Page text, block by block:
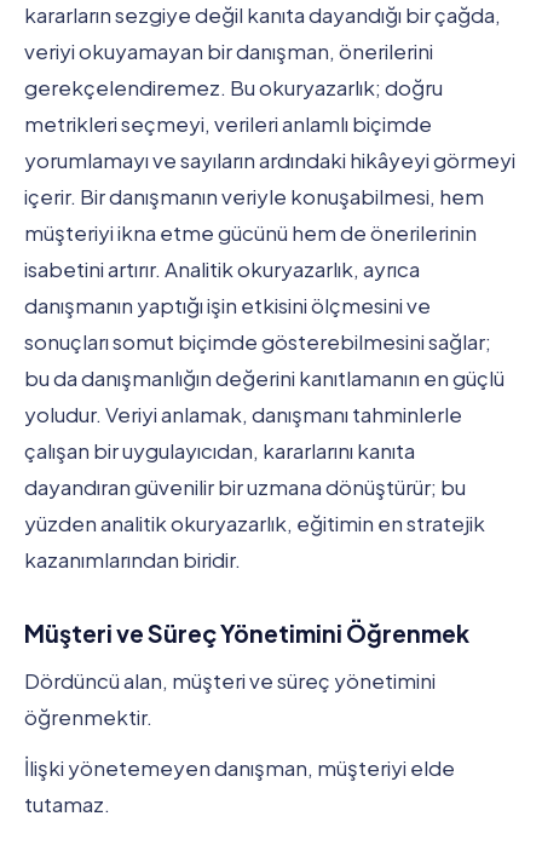
kararların sezgiye değil kanıta dayandığı bir çağda,
veriyi okuyamayan bir danışman, önerilerini
gerekçelendiremez. Bu okuryazarlık; doğru
metrikleri seçmeyi, verileri anlamlı biçimde
yorumlamayı ve sayıların ardındaki hikâyeyi görmeyi
içerir. Bir danışmanın veriyle konuşabilmesi, hem
müşteriyi ikna etme gücünü hem de önerilerinin
isabetini artırır. Analitik okuryazarlık, ayrıca
danışmanın yaptığı işin etkisini ölçmesini ve
sonuçları somut biçimde gösterebilmesini sağlar;
bu da danışmanlığın değerini kanıtlamanın en güçlü
yoludur. Veriyi anlamak, danışmanı tahminlerle
çalışan bir uygulayıcıdan, kararlarını kanıta
dayandıran güvenilir bir uzmana dönüştürür; bu
yüzden analitik okuryazarlık, eğitimin en stratejik
kazanımlarından biridir.
Müşteri ve Süreç Yönetimini Öğrenmek
Dördüncü alan, müşteri ve süreç yönetimini
öğrenmektir.
İlişki yönetemeyen danışman, müşteriyi elde
tutamaz.